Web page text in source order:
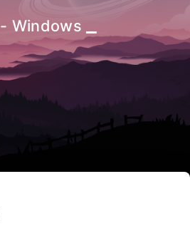
Windows